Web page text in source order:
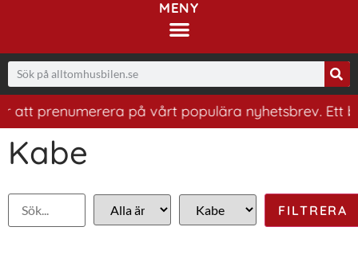
MENY
prenumerera på vårt populära nyhetsbrev. Ett bra
Kabe